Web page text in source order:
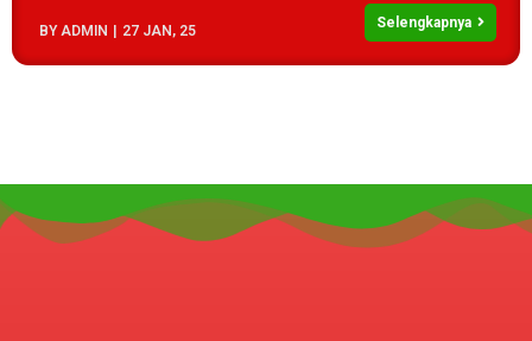
BY ADMIN | 27 JAN, 25 Selengkapnya